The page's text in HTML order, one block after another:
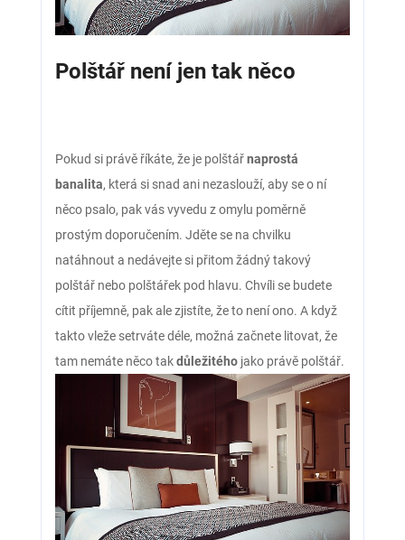
Polštář není jen tak něco
Pokud si právě říkáte, že je polštářnaprostá
banalita, která si snad ani nezaslouží, aby se o ní
něco psalo, pak vás vyvedu z omylu poměrně
prostým doporučením. Jděte se na chvilku
natáhnout a nedávejte si přitom žádný takový
polštář nebo polštářek pod hlavu. Chvíli se budete
cítit příjemně, pak ale zjistíte, že to není ono. A když
takto vleže setrváte déle, možná začnete litovat, že
tam nemáte něco takdůležitého jako právě polštář.